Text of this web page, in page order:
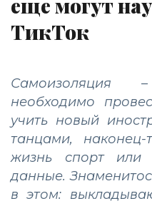
еще могут
ТикТок
Самоизоляция
необходимо
учить новый
танцами,
жизнь спорт или
данные.
в этом: